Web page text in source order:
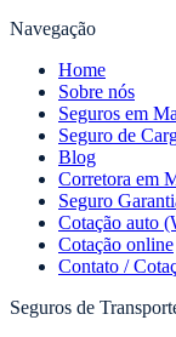
Navegação
Home
Sobre nós
Seguros em
Seguro de
Blog
Corretora em
Seguro
Cotação auto
Cotação online
Contato /
Seguros de